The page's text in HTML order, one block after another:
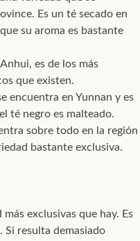
Es un té secado en
su aroma es bastante
es de los más
que existen.
encuentra en Yunnan y es
té negro es malteado.
sobre todo en la región
bastante exclusiva.
más exclusivas que hay. Es
Si resulta demasiado